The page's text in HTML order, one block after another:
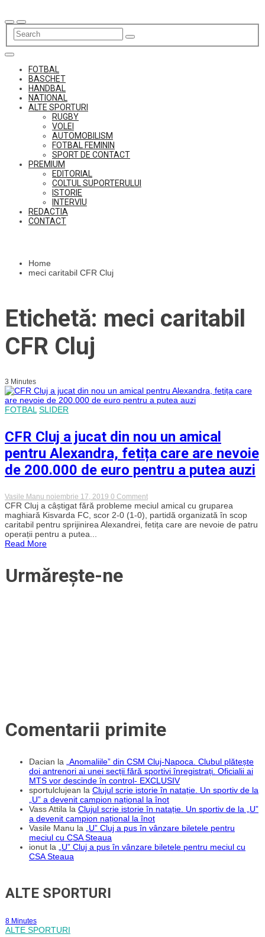
to
content
FOTBAL
BASCHET
HANDBAL
NATIONAL
ALTE SPORTURI
RUGBY
VOLEI
AUTOMOBILISM
FOTBAL FEMININ
SPORT DE CONTACT
PREMIUM
EDITORIAL
COLTUL SUPORTERULUI
ISTORIE
INTERVIU
REDACTIA
CONTACT
Home
meci caritabil CFR Cluj
Etichetă: meci caritabil
CFR Cluj
3 Minutes
FOTBAL SLIDER
CFR Cluj a jucat din nou un amical
pentru Alexandra, fetița care are nevoie
de 200.000 de euro pentru a putea auzi
Vasile Manu noiembrie 17, 2019 0 Commenton
CFR
Cluj
a
jucat
CFR Cluj a câștigat fără probleme meciul amical cu gruparea
maghiară Kisvarda FC, scor 2-0 (1-0), partidă organizată în scop
caritabil pentru sprijinirea Alexandrei, fetița care are nevoie de patru
operații pentru a putea...
Read More
Urmărește-ne
Comentarii primite
Dacian la
„Anomaliile” din CSM Cluj-Napoca. Clubul plătește
doi antrenori ai unei secții fără sportivi înregistrați. Oficialii ai
MTS vor descinde în control- EXCLUSIV
sportulclujean la Clujul scrie istorie în natație. Un sportiv de la
„U” a devenit campion național la înot
Vass Attila la Clujul scrie istorie în natație. Un sportiv de la „U”
a devenit campion național la înot
Vasile Manu la
„U” Cluj a pus în vânzare biletele pentru
meciul cu CSA Steaua
ionut la
„U” Cluj a pus în vânzare biletele pentru meciul cu
CSA Steaua
ALTE SPORTURI
8 Minutes
ALTE SPORTURI